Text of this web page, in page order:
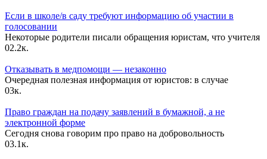
Если в школе/в саду требуют информацию об участии в
голосовании
Некоторые родители писали обращения юристам, что учителя
02.2к.
Отказывать в медпомощи — незаконно
Очередная полезная информация от юристов: в случае
03к.
Право граждан на подачу заявлений в бумажной, а не
электронной форме
Сегодня снова говорим про право на добровольность
03.1к.